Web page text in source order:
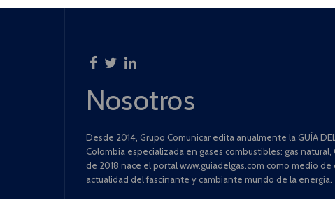
Nosotros
Desde 2014, Grupo Comunicar edita anualmente la GUÍA
Colombia especializada en gases combustibles: gas natural,
de 2018 nace el portal www.guiadelgas.com como medio
actualidad del fascinante y cambiante mundo de la energía.